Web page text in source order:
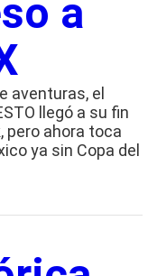
a
aventuras, el
llegó a su fin
pero ahora toca
ya sin Copa del